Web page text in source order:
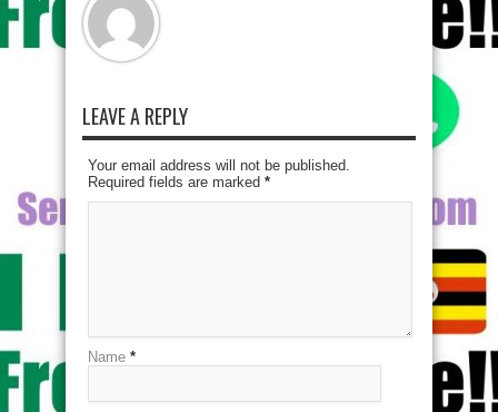
LEAVE A REPLY
Your email address will not be published.
Required fields are marked *
Name *